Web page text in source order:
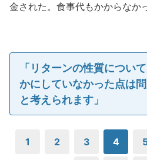
金された。食事代もかからなか
「リターンの性質につい
かにしていなかった点は
と考えられます」
1 2 3 4